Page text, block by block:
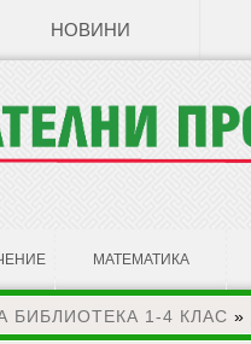
НОВИНИ
МАТЕМАТИКА
БИБЛИОТЕКА 1-4 КЛАС »